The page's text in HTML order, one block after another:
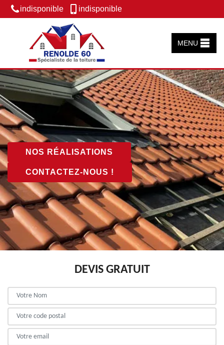
indisponible indisponible
MENU
NOS RÉALISATIONS
CONTACTEZ-NOUS !
DEVIS GRATUIT